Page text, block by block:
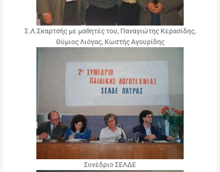
Σ.Λ.Σκαρτσής με μαθητές του, Παναγιώτης Κερασίδης,
Θύμιος Λιόγας, Κωστής Αγουρίδης
Συνέδριο ΣΕΛΔΕ